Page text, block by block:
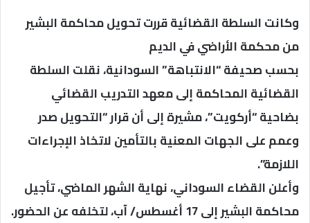
وكانت السلطة القضائية قررت تحويل محاكمة البشير
من محكمة الأراضي في الديم
بحسب صحيفة “الانتباهة” السودانية، نقلت السلطة
القضائية المحاكمة إلى معهد التدريب القضائي
بضاحية “أركويت”، مشيرة إلى أن قرار “التحويل صدر
وعمم على الجهات المعنية بالتأمين لاتخاذ الإجراءات
اللازمة”.
وأعلن القضاء السوداني، نهاية الشهر الماضي، تأجيل
محاكمة البشير إلى 17 أغسطس/ آب، لتخلفه عن الحضور.